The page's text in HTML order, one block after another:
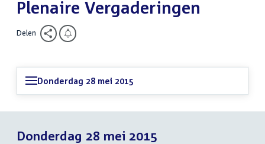
Plenaire Vergaderingen
Delen
Donderdag 28 mei 2015
Donderdag 28 mei 2015